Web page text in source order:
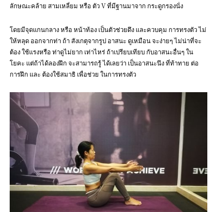
ลักษณะคล้าย สามเหลี่ยม หรือ ตัว V ที่มีฐานมาจาก กระดูกรองนั่ง
โดยมีจุดแกนกลาง หรือ หน้าท้อง เป็นตัวช่วยดึง และควบคุม การทรงตัว ไม่
ให้หลุด ออกจากท่า ถ้า สังเกตุจากรูป อาสนะ ดูเหมือน จะง่ายๆ ไม่น่าที่จะ
ต้อง ใช้แรงหรือ ท่าดูไม่ยาก เท่าไหร่ ถ้าเปรียบเทียบ กับอาสนะอื่นๆ ใน
โยคะ แต่ถ้าได้ลองฝึก จะสามารถรู้ ได้เลยว่า เป็นอาสนะนึง ที่ท้าทาย ต่อ
การฝึก และ ต้องใช้สมาธิ เพื่อช่วย ในการทรงตัว